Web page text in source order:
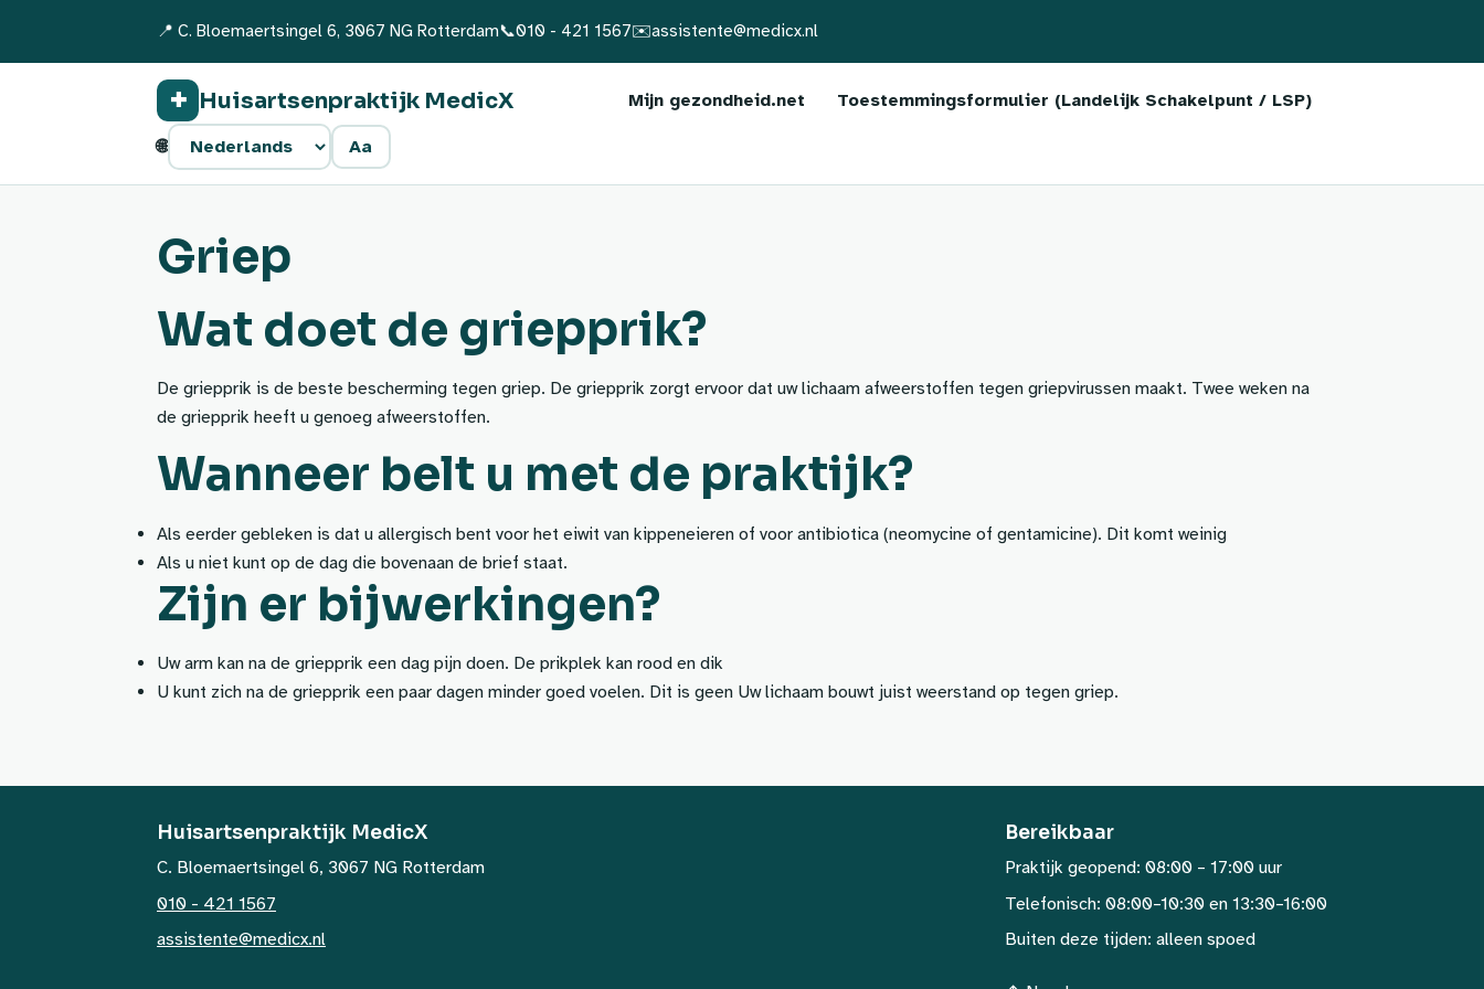
📍 C. Bloemaertsingel 6, 3067 NG Rotterdam📞010 - 421 1567✉️assistente@medicx.nl
✚ Huisartsenpraktijk MedicX Mijn gezondheid.net Toestemmingsformulier (Landelijk Schakelpunt / LSP)
🌐 Aa
Griep
Wat doet de griepprik?
De griepprik is de beste bescherming tegen griep. De griepprik zorgt ervoor dat uw lichaam afweerstoffen tegen griepvirussen maakt. Twee weken na
de griepprik heeft u genoeg afweerstoffen.
Wanneer belt u met de praktijk?
Als eerder gebleken is dat u allergisch bent voor het eiwit van kippeneieren of voor antibiotica (neomycine of gentamicine). Dit komt weinig
Als u niet kunt op de dag die bovenaan de brief staat.
Zijn er bijwerkingen?
Uw arm kan na de griepprik een dag pijn doen. De prikplek kan rood en dik
U kunt zich na de griepprik een paar dagen minder goed voelen. Dit is geen Uw lichaam bouwt juist weerstand op tegen griep.
Huisartsenpraktijk MedicX
C. Bloemaertsingel 6, 3067 NG Rotterdam
010 - 421 1567
assistente@medicx.nl
Bereikbaar
Praktijk geopend: 08:00 – 17:00 uur
Telefonisch: 08:00–10:30 en 13:30–16:00
Buiten deze tijden: alleen spoed